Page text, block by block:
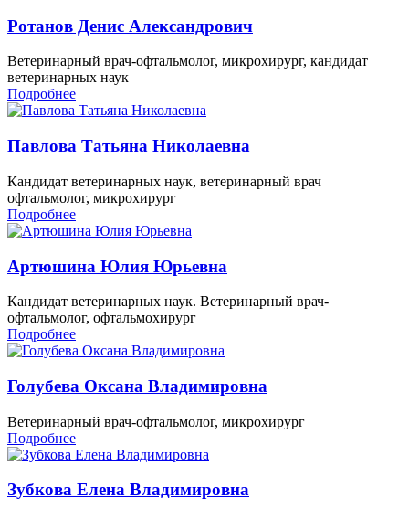
Ротанов Денис Александрович
Ветеринарный врач-офтальмолог, микрохирург, кандидат
ветеринарных наук
Подробнее
Павлова Татьяна Николаевна
Кандидат ветеринарных наук, ветеринарный врач
офтальмолог, микрохирург
Подробнее
Артюшина Юлия Юрьевна
Кандидат ветеринарных наук. Ветеринарный врач-
офтальмолог, офтальмохирург
Подробнее
Голубева Оксана Владимировна
Ветеринарный врач-офтальмолог, микрохирург
Подробнее
Зубкова Елена Владимировна